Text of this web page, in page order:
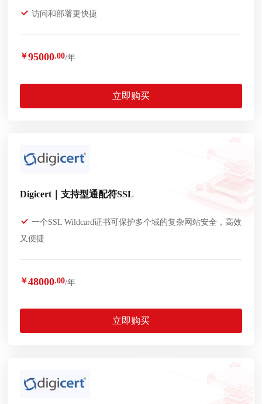
访问和部署更快捷
￥95000.00/年
立即购买
Digicert｜支持型通配符SSL
一个SSL Wildcard证书可保护多个域的复杂网站安全，高效
又便捷
￥48000.00/年
立即购买